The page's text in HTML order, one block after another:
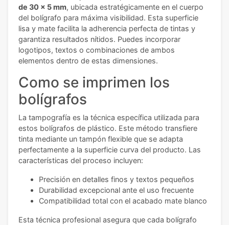
de 30 x 5 mm, ubicada estratégicamente en el cuerpo
del bolígrafo para máxima visibilidad. Esta superficie
lisa y mate facilita la adherencia perfecta de tintas y
garantiza resultados nítidos. Puedes incorporar
logotipos, textos o combinaciones de ambos
elementos dentro de estas dimensiones.
Como se imprimen los
bolígrafos
La tampografía es la técnica específica utilizada para
estos bolígrafos de plástico. Este método transfiere
tinta mediante un tampón flexible que se adapta
perfectamente a la superficie curva del producto. Las
características del proceso incluyen:
Precisión en detalles finos y textos pequeños
Durabilidad excepcional ante el uso frecuente
Compatibilidad total con el acabado mate blanco
Esta técnica profesional asegura que cada bolígrafo